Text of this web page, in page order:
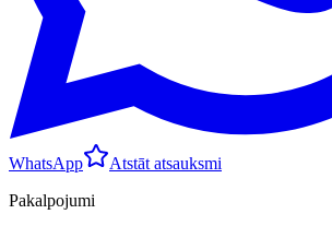
WhatsApp
Atstāt atsauksmi
Pakalpojumi